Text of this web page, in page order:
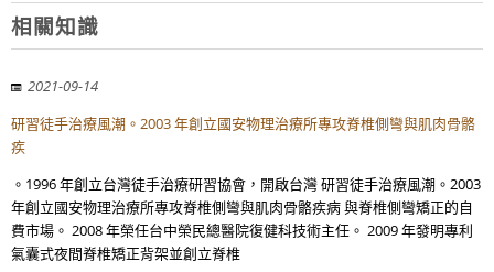
相關知識
2021-09-14
研習徒手治療風潮。2003 年創立國安物理治療所專攻脊椎側彎與肌肉骨骼
疾
。1996 年創立台灣徒手治療研習協會，開啟台灣 研習徒手治療風潮。2003
年創立國安物理治療所專攻脊椎側彎與肌肉骨骼疾病 與脊椎側彎矯正的自
費市場。 2008 年榮任台中榮民總醫院復健科技術主任。 2009 年發明專利
氣囊式夜間脊椎矯正背架並創立脊椎